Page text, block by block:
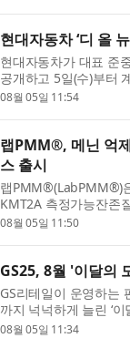
현대자동차 ‘디 올
현대자동차가 대표 준
공개하고 5일(수)부터
정교한 선과 면을 중심
08월 05일 11:54
랩PMM®, 메닌 억
스 출시
랩PMM®(LabPMM®)
KMT2A 측정가능잔존
반의 이 서비스는 랩
08월 05일 11:50
GS25, 8월 '이달의
GS리테일이 운영하는
까지 넉넉하게 늘린 ‘
정해 신규 도시락 메뉴
08월 05일 11:34